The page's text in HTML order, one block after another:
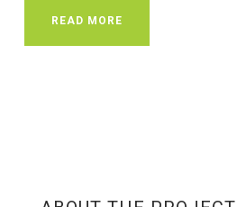
READ MORE